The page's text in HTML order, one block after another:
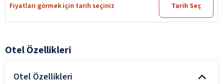
Fiyatları görmek için tarih seçiniz Tarih Seç
Otel Özellikleri
Otel Özellikleri